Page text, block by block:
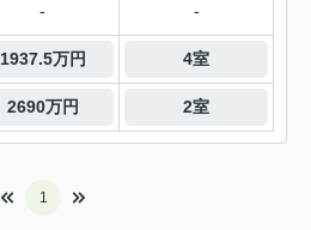
- -
1937.5万円 4室
2690万円 2室
1